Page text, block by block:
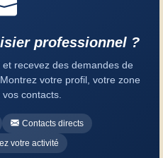
professionnel ?
recevez des demandes de
votre profil, votre zone
contacts.
Contacts directs
votre activité